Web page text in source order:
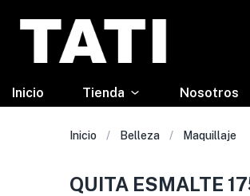
Inicio Tienda Nosotros
Inicio Belleza Maquillaje
QUITA ESMALTE